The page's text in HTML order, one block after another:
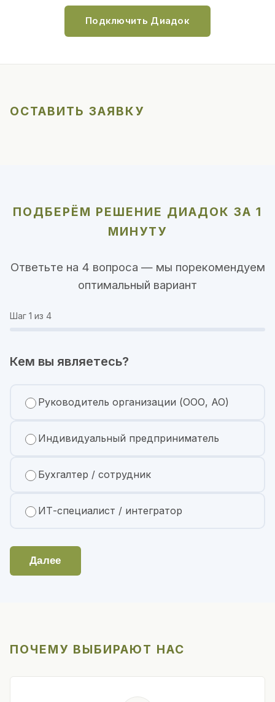
Подключить Диадок
ОСТАВИТЬ ЗАЯВКУ
ПОДБЕРЁМ РЕШЕНИЕ ДИАДОК ЗА 1
МИНУТУ
Ответьте на 4 вопроса — мы порекомендуем
оптимальный вариант
Шаг 1 из 4
Кем вы являетесь?
Руководитель организации (ООО, АО)
Индивидуальный предприниматель
Бухгалтер / сотрудник
ИТ-специалист / интегратор
Далее
ПОЧЕМУ ВЫБИРАЮТ НАС